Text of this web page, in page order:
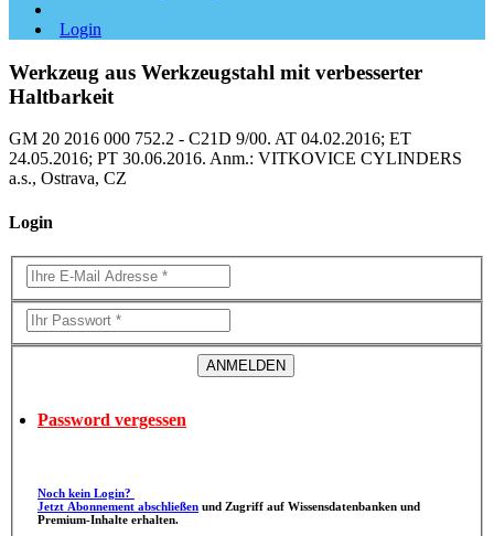
Login
Werkzeug aus Werkzeugstahl mit verbesserter
Haltbarkeit
GM 20 2016 000 752.2 - C21D 9/00. AT 04.02.2016; ET
24.05.2016; PT 30.06.2016. Anm.: VITKOVICE CYLINDERS
a.s., Ostrava, CZ
Login
Password vergessen
Noch kein Login?
Jetzt Abonnement abschließen
Premium-Inhalte erhalten.